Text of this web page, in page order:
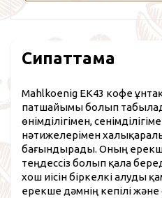
Сипаттама
Mahlkoenig EK43 кофе
патшайымы болып
өнімділігімен,
нәтижелерімен
бағындырады. Оның
теңдессіз болып қала
хош иісін біркелкі алуды
ерекше дәмнің кепілі